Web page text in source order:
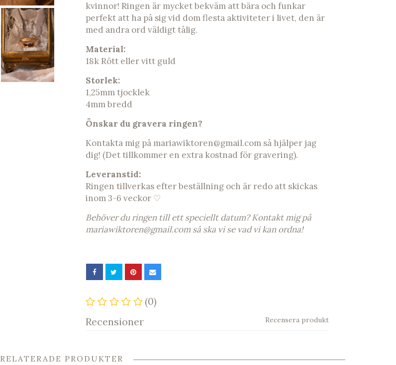
kvinnor! Ringen är mycket bekväm att bära och funkar
perfekt att ha på sig vid dom flesta aktiviteter i livet, den är
med andra ord väldigt tålig.
Material:
18k Rött eller vitt guld
Storlek:
1,25mm tjocklek
4mm bredd
Önskar du gravera ringen?
Kontakta mig på mariawiktoren@gmail.com så hjälper jag
dig! (Det tillkommer en extra kostnad för gravering).
Leveranstid:
Ringen tillverkas efter beställning och är redo att skickas
inom 3-6 veckor ♡
Behöver du ringen till ett speciellt datum? Kontakt mig på
mariawiktoren@gmail.com så ska vi se vad vi kan ordna!
(0)
Recensioner Recensera produkt
RELATERADE PRODUKTER